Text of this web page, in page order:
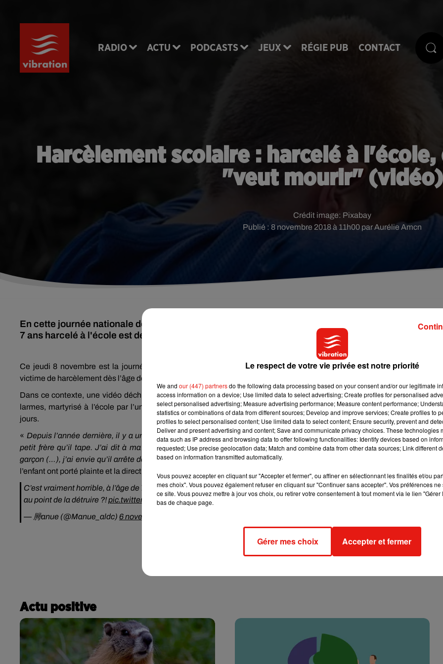
RADIO ACTU PODCASTS JEUX RÉGIE PUB CONTACT
Harcèlement scolaire : harcelé à l'école,
"veut mourir" (vidéo)
Publié : 8 novembre 2018 à 11h00 par Aurélie Amcn
Crédit image: Pixabay
En cette journée nationale de lutte contre le harcèlement, la vidéo déchirante de ce petit garçon
7 ans harcelé à l'école est devenue virale.
Ce jeudi 8 novembre est la journée nationale de lutte contre le harcèlement. D’après l’UNICEF, un enfant sur deux
victime de harcèlement dès l’âge de 7 ans et un sur quatre à l’âge de 18 ans.
Dans ce contexte, une vidéo déchirante (ci-dessous) circule sur les réseaux sociaux. Celle d’un petit garçon de 7 ans,
larmes, martyrisé à l’école par l’un de ses petits camarades. À bout, le garçonnet déclare même vouloir mettre fin à
jours.
« Depuis l’année dernière, il y a un petit garçon qui s’appelle Nathan et qui me tape tout le temps.Aujourd’hui, c’est
petit frère qu’il tape. J’ai dit à ma maman que j’ai envie de rejoindre le bon dieu et de mourir.J’en ai marre de ce
garçon (…), j’ai envie qu’il arrête de me taper», déclare-t-il face à la caméra.
l’enfant ont porté plainte et la directrice de l’établissement assure que « les autorités compétentes sont prévenues ».
C’est vraiment horrible, à l’âge de 7 ans il pense déjà mourrir, à quel moment ça vous viens à l’idée d’harceler une
au point de la détruire ?!pic.twitter.com/E1aU8EwIwB
— 㬽️anue (@Manue_aldc) 6 novembre 2018
Actu positive
Le respect de votre vie privée est notre priorité
We and our (447) partnersdo the following data processing based on your consent and/or our legitimate
access information on a device; Use limited data to select advertising; Create profiles for personalised
select personalised advertising; Measure advertising performance; Measure content performance;
statistics or combinations of data from different sources; Develop and improve services; Create profiles to
profiles to select personalised content; Use limited data to select content; Ensure security, prevent and
Deliver and present advertising and content; Save and communicate privacy choices. These technologies
data such as IP address and browsing data to offer following functionalities: Identify devices based on
requested; Use precise geolocation data; Match and combine data from other data sources; Link different
based on information transmitted automatically.
Vous pouvez accepter en cliquant sur "Accepter et fermer", ou affiner en sélectionnant les finalités et/ou
mes choix". Vous pouvez également refuser en cliquant sur "Continuer sans accepter". Vos préférences
ce site. Vous pouvez mettre à jour vos choix, ou retirer votre consentement à tout moment via le lien
bas de chaque page.
Gérer mes choix Accepter et fermer